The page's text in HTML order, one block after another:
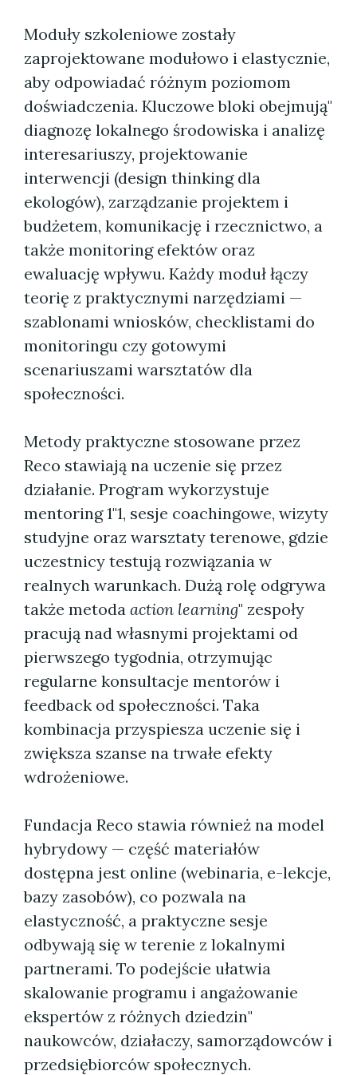
Moduły szkoleniowe zostały
zaprojektowane modułowo i elastycznie,
aby odpowiadać różnym poziomom
doświadczenia. Kluczowe bloki obejmują"
diagnozę lokalnego środowiska i analizę
interesariuszy, projektowanie
interwencji (design thinking dla
ekologów), zarządzanie projektem i
budżetem, komunikację i rzecznictwo, a
także monitoring efektów oraz
ewaluację wpływu. Każdy moduł łączy
teorię z praktycznymi narzędziami —
szablonami wniosków, checklistami do
monitoringu czy gotowymi
scenariuszami warsztatów dla
społeczności.
Metody praktyczne stosowane przez
Reco stawiają na uczenie się przez
działanie. Program wykorzystuje
mentoring 1"1, sesje coachingowe, wizyty
studyjne oraz warsztaty terenowe, gdzie
uczestnicy testują rozwiązania w
realnych warunkach. Dużą rolę odgrywa
także metoda action learning" zespoły
pracują nad własnymi projektami od
pierwszego tygodnia, otrzymując
regularne konsultacje mentorów i
feedback od społeczności. Taka
kombinacja przyspiesza uczenie się i
zwiększa szanse na trwałe efekty
wdrożeniowe.
Fundacja Reco stawia również na model
hybrydowy — część materiałów
dostępna jest online (webinaria, e-lekcje,
bazy zasobów), co pozwala na
elastyczność, a praktyczne sesje
odbywają się w terenie z lokalnymi
partnerami. To podejście ułatwia
skalowanie programu i angażowanie
ekspertów z różnych dziedzin"
naukowców, działaczy, samorządowców i
przedsiębiorców społecznych.